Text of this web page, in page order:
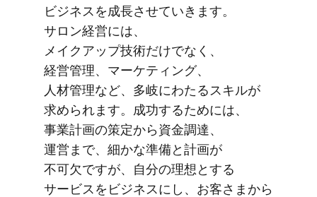
ビジネスを​成長させていきます。​
サロン経営には、​
メイクアップ技術だけでなく、​
経営管理、​マーケティング、​
人材管理など、​多岐に​わたる​スキルが​
求められます。​成功する​ためには、​
事業計画の​策定から​資金調達、​
運営まで、​細かな​準備と​計画が​
不可欠ですが、​自分の​理想と​する​
サービスを​ビジネスにし、​お客さまから​